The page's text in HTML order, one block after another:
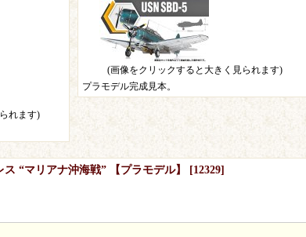
れます)
(画像をクリックすると大きく見られます)
プラモデル完成見本。
“マリアナ沖海戦” 【プラモデル】 [12329]